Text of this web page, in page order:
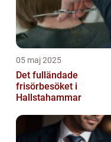
05 maj 2025
Det fulländade
frisörbesöket i
Hallstahammar